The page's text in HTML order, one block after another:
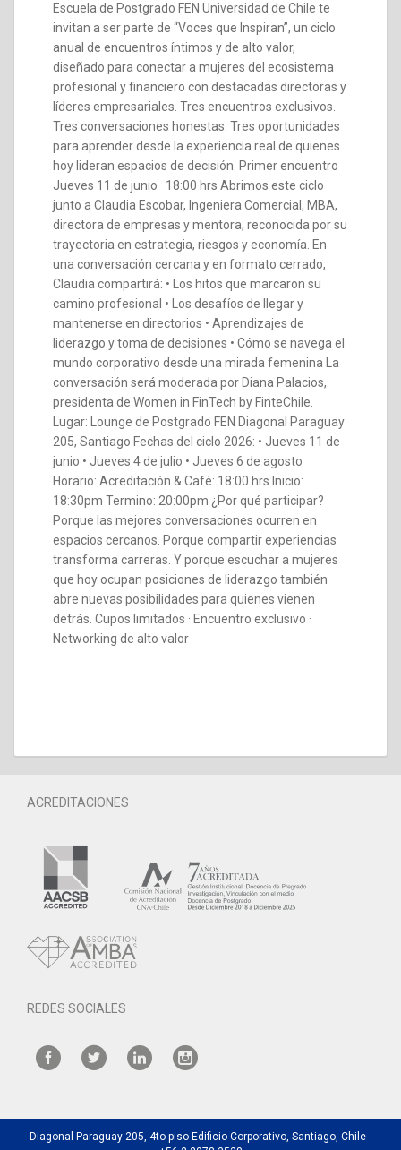
Escuela de Postgrado FEN Universidad de Chile te
invitan a ser parte de “Voces que Inspiran”, un ciclo
anual de encuentros íntimos y de alto valor,
diseñado para conectar a mujeres del ecosistema
profesional y financiero con destacadas directoras y
líderes empresariales. Tres encuentros exclusivos.
Tres conversaciones honestas. Tres oportunidades
para aprender desde la experiencia real de quienes
hoy lideran espacios de decisión. Primer encuentro
Jueves 11 de junio · 18:00 hrs Abrimos este ciclo
junto a Claudia Escobar, Ingeniera Comercial, MBA,
directora de empresas y mentora, reconocida por su
trayectoria en estrategia, riesgos y economía. En
una conversación cercana y en formato cerrado,
Claudia compartirá: • Los hitos que marcaron su
camino profesional • Los desafíos de llegar y
mantenerse en directorios • Aprendizajes de
liderazgo y toma de decisiones • Cómo se navega el
mundo corporativo desde una mirada femenina La
conversación será moderada por Diana Palacios,
presidenta de Women in FinTech by FinteChile.
Lugar: Lounge de Postgrado FEN Diagonal Paraguay
205, Santiago Fechas del ciclo 2026: • Jueves 11 de
junio • Jueves 4 de julio • Jueves 6 de agosto
Horario: Acreditación & Café: 18:00 hrs Inicio:
18:30pm Termino: 20:00pm ¿Por qué participar?
Porque las mejores conversaciones ocurren en
espacios cercanos. Porque compartir experiencias
transforma carreras. Y porque escuchar a mujeres
que hoy ocupan posiciones de liderazgo también
abre nuevas posibilidades para quienes vienen
detrás. Cupos limitados · Encuentro exclusivo ·
Networking de alto valor
ACREDITACIONES
REDES SOCIALES
Diagonal Paraguay 205, 4to piso Edificio Corporativo, Santiago, Chile -